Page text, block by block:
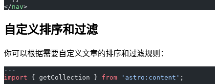
</nav>
自定义排序和过滤
你可以根据需要自定义文章的排序和过滤规则：
---
import { getCollection } from 'astro:content' ;